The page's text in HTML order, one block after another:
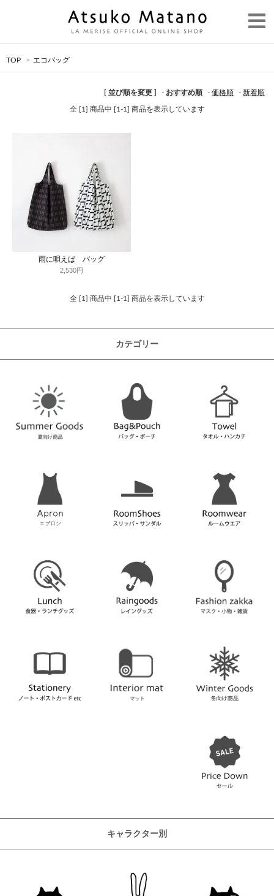
TOP > エコバッグ
[ 並び順を変更 ] - おすすめ順 - 価格順 - 新着順
全 [1] 商品中 [1-1] 商品を表示しています
雨に唄えば バッグ
2,530円
全 [1] 商品中 [1-1] 商品を表示しています
カテゴリー
キャラクター別